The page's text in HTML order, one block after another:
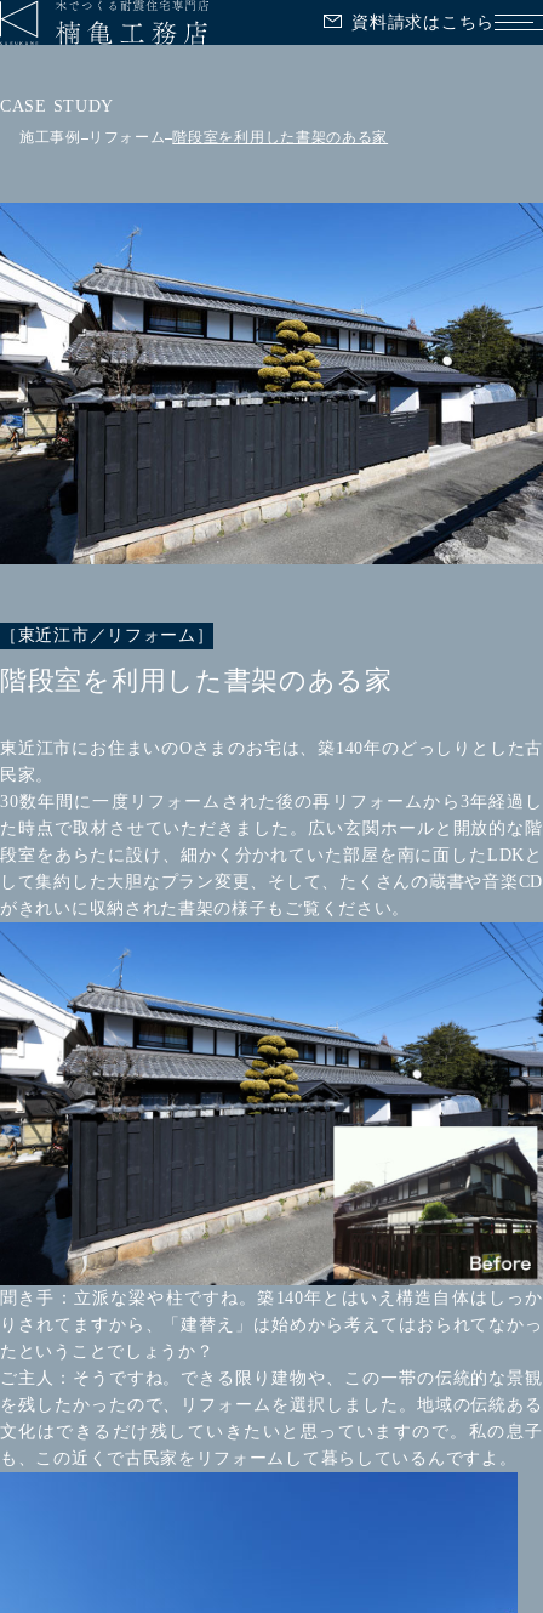
資料請求はこちら メ
CASE STUDY
施工事例 リフォーム 階段室を利用した書架のある家
［東近江市／リフォーム］
階段室を利用した書架のある家
東近江市にお住まいのOさまのお宅は、築140年のどっしりとした古
民家。
30数年間に一度リフォームされた後の再リフォームから3年経過し
た時点で取材させていただきました。広い玄関ホールと開放的な階
段室をあらたに設け、細かく分かれていた部屋を南に面したLDKと
して集約した大胆なプラン変更、そして、たくさんの蔵書や音楽CD
がきれいに収納された書架の様子もご覧ください。
聞き手：立派な梁や柱ですね。築140年とはいえ構造自体はしっか
りされてますから、「建替え」は始めから考えてはおられてなかっ
たということでしょうか？
ご主人：そうですね。できる限り建物や、この一帯の伝統的な景観
を残したかったので、リフォームを選択しました。地域の伝統ある
文化はできるだけ残していきたいと思っていますので。私の息子
も、この近くで古民家をリフォームして暮らしているんですよ。